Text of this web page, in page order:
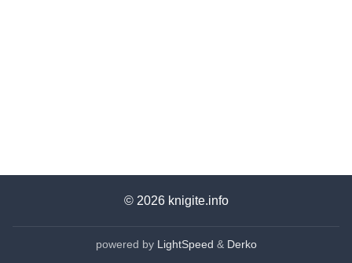
© 2026 knigite.info
powered by LightSpeed & Derko